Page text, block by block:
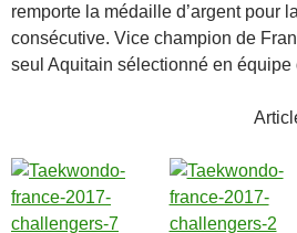
remporte la médaille d’argent pour
consécutive. Vice champion de
seul Aquitain sélectionné en équipe